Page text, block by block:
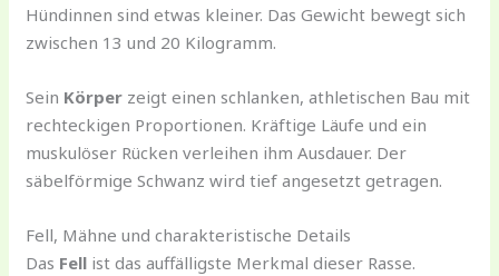
Hündinnen sind etwas kleiner. Das Gewicht bewegt sich
zwischen 13 und 20 Kilogramm.
Sein Körper zeigt einen schlanken, athletischen Bau mit
rechteckigen Proportionen. Kräftige Läufe und ein
muskulöser Rücken verleihen ihm Ausdauer. Der
säbelförmige Schwanz wird tief angesetzt getragen.
Fell, Mähne und charakteristische Details
Das Fell ist das auffälligste Merkmal dieser Rasse.